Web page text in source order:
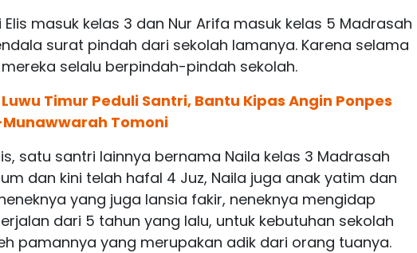
Elis masuk kelas 3 dan Nur Arifa masuk kelas 5 Madrasah
surat pindah dari sekolah lamanya. Karena selama
selalu berpindah-pindah sekolah.
Luwu Timur Peduli Santri, Bantu Kipas Angin Ponpes
Tomoni
satu santri lainnya bernama Naila kelas 3 Madrasah
dan kini telah hafal 4 Juz, Naila juga anak yatim dan
yang juga lansia fakir, neneknya mengidap
dari 5 tahun yang lalu, untuk kebutuhan sekolah
pamannya yang merupakan adik dari orang tuanya.